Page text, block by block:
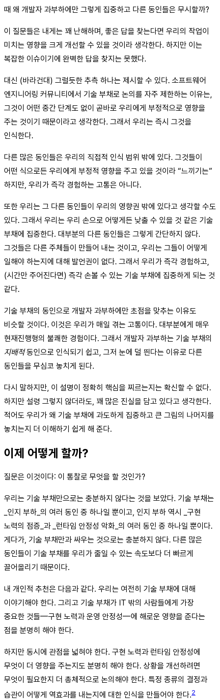
때 왜 개발자 과부하에만 그렇게 집중하고 다른 동인들은 무시할까?
이 질문들은 내게는 꽤 난해하며, 좋은 답을 찾는다면 우리의 작업이
미치는 영향을 크게 개선할 수 있을 것이라 생각한다. 하지만 이는
복잡한 이슈이기에 완벽한 답을 찾지는 못했다.
대신 (바라건대) 그럴듯한 추측 하나는 제시할 수 있다. 소프트웨어
엔지니어링 커뮤니티에서 기술 부채로 논의를 자주 제한하는 이유는,
그것이 어떤 중간 단계도 없이 곧바로 우리에게 부정적으로 영향을
주는 것이기 때문이라고 생각한다. 그래서 우리는 즉시 그것을
인식한다.
다른 많은 동인들은 우리의 직접적 인식 범위 밖에 있다. 그것들이
어떤 식으로든 우리에게 부정적 영향을 주고 있을 것이라 “느끼기는”
하지만, 우리가 즉각 경험하는 고통은 아니다.
또한 우리는 그 다른 동인들이 우리의 영향권 밖에 있다고 생각할 수도
있다. 그래서 우리는 우리 손으로 어떻게든 낮출 수 있을 것 같은 기술
부채에 집중한다. 대부분의 다른 동인들은 그렇게 간단하지 않다.
그것들은 다른 주체들이 만들어 내는 것이고, 우리는 그들이 어떻게
일해야 하는지에 대해 발언권이 없다. 그래서 우리가 즉각 경험하고,
(시간만 주어진다면) 즉각 손볼 수 있는 기술 부채에 집중하게 되는 것
같다.
기술 부채의 동인으로 개발자 과부하에만 초점을 맞추는 이유도
비슷할 것이다. 이것은 우리가 매일 겪는 고통이다. 대부분에게 매우
현재진행형의 불쾌한 경험이다. 그래서 개발자 과부하는 기술 부채의
지배적동인으로 인식되기 쉽고, 그저 눈에 덜 띈다는 이유로 다른
동인들을 무심코 놓치게 된다.
다시 말하지만, 이 설명이 정확히 핵심을 찌르는지는 확신할 수 없다.
하지만 설령 그렇지 않더라도, 꽤 많은 진실을 담고 있다고 생각한다.
적어도 우리가 왜 기술 부채에 과도하게 집중하고 큰 그림의 나머지를
놓치는지 더 이해하기 쉽게 해 준다.
이제 어떻게 할까?
질문은 이것이다: 이 통찰로 무엇을 할 것인가?
우리는 기술 부채만으로는 충분하지 않다는 것을 보았다. 기술 부채는
_인지 부하_의 여러 동인 중 하나일 뿐이고, 인지 부하 역시 _구현
노력의 점증_과 _런타임 안정성 악화_의 여러 동인 중 하나일 뿐이다.
게다가, 기술 부채만과 싸우는 것으로는 충분하지 않다. 다른 많은
동인들이 기술 부채를 우리가 줄일 수 있는 속도보다 더 빠르게
끌어올리기 때문이다.
내 개인적 추천은 다음과 같다. 우리는 여전히 기술 부채에 대해
이야기해야 한다. 그리고 기술 부채가 IT 밖의 사람들에게 가장
중요한 것들—구현 노력과 운영 안정성—에 해로운 영향을 준다는
점을 분명히 해야 한다.
하지만 동시에 관점을 넓혀야 한다. 구현 노력과 런타임 안정성에
무엇이 더 영향을 주는지도 분명히 해야 한다. 상황을 개선하려면
무엇이 필요한지 더 총체적으로 논의해야 한다. 특정 종류의 결정과
습관이 어떻게 역효과를 내는지에 대한 인식을 만들어야 한다.2